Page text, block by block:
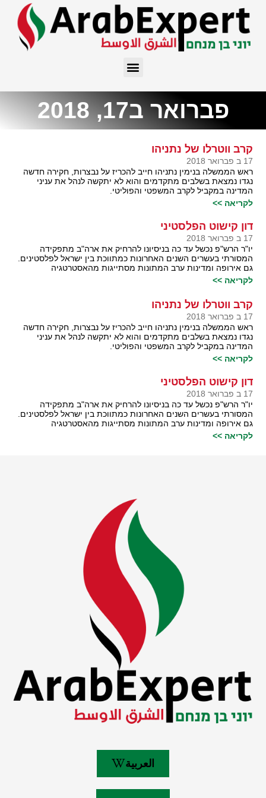
פברואר ב17, 2018
קרב ווטרלו של נתניהו
17 ב פברואר 2018
ראש הממשלה בנימין נתניהו חייב להכריז על נבצרות, חקירה חדשה
נגדו נמצאת בשלבים מתקדמים והוא לא יתקשה לנהל את עניני
המדינה במקביל לקרב המשפטי והפוליטי.
לקריאה >>
דון קישוט הפלסטיני
17 ב פברואר 2018
יו"ר הרש"פ נכשל עד כה בניסיונו להרחיק את ארה"ב מתפקידה
המסורתי בעשרים השנים האחרונות כמתווכת בין ישראל לפלסטינים.
גם אירופה ומדינות ערב המתונות מסתייגות מהאסטרטגיה
לקריאה >>
קרב ווטרלו של נתניהו
17 ב פברואר 2018
ראש הממשלה בנימין נתניהו חייב להכריז על נבצרות, חקירה חדשה
נגדו נמצאת בשלבים מתקדמים והוא לא יתקשה לנהל את עניני
המדינה במקביל לקרב המשפטי והפוליטי.
לקריאה >>
דון קישוט הפלסטיני
17 ב פברואר 2018
יו"ר הרש"פ נכשל עד כה בניסיונו להרחיק את ארה"ב מתפקידה
המסורתי בעשרים השנים האחרונות כמתווכת בין ישראל לפלסטינים.
גם אירופה ומדינות ערב המתונות מסתייגות מהאסטרטגיה
לקריאה >>
العربية